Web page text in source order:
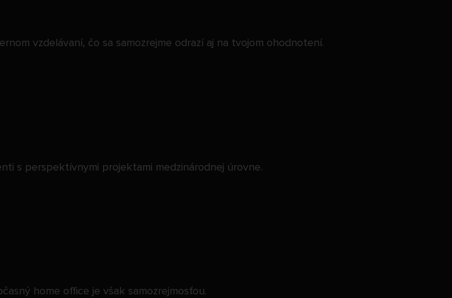
vzdelávaní, čo sa samozrejme odrazí aj na tvojom ohodnotení.
s perspektívnymi projektami medzinárodnej úrovne.
home office je však samozrejmosťou.